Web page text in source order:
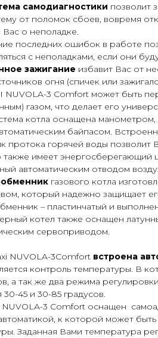
самодиагностики позволит
от поломок сбоев, вовремя
о неполадке.
последних ошибок в работе
с неполадками, если они
зажигание избавит Вас от
огня (спичек или
NUVOLA-3 Comfort может быть
газом, что делает его
котла оснащена
байпасом.
протока горячей воды позволит
имеет энергосберегающий
автоматическим отводом
газового котла
который надежно защищает
– пластинчатый и
котел также оснащен
сервоприводом.
NUVOLA-3Comfort встроена
контроль температуры. В
а так же два режима
45 и 30-85 градусов.
NUVOLA-3 Comfort оснащен
к которой может
Заданная Вами температура